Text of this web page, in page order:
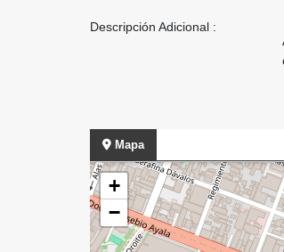
Descripción Adicional :
Mapa
+
−